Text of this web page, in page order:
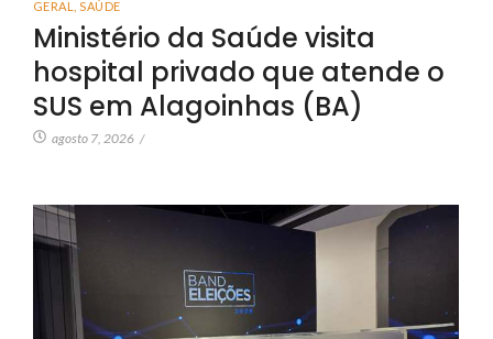
GERAL SAÚDE
Ministério da Saúde visita
hospital privado que atende o
SUS em Alagoinhas (BA)
agosto 7, 2026 /